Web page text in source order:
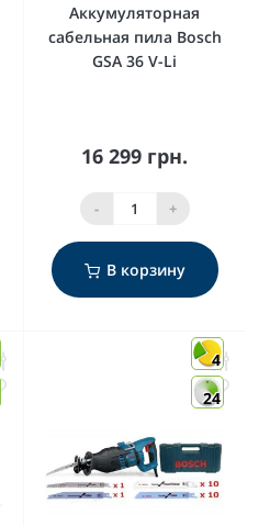
Аккумуляторная
сабельная пила Bosch
GSA 36 V-Li
16 299 грн.
- +
В корзину
4
24